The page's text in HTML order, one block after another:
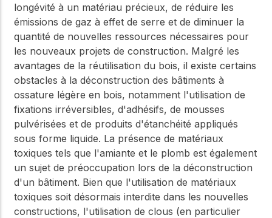
longévité à un matériau précieux, de réduire les
émissions de gaz à effet de serre et de diminuer la
quantité de nouvelles ressources nécessaires pour
les nouveaux projets de construction. Malgré les
avantages de la réutilisation du bois, il existe certains
obstacles à la déconstruction des bâtiments à
ossature légère en bois, notamment l'utilisation de
fixations irréversibles, d'adhésifs, de mousses
pulvérisées et de produits d'étanchéité appliqués
sous forme liquide. La présence de matériaux
toxiques tels que l'amiante et le plomb est également
un sujet de préoccupation lors de la déconstruction
d'un bâtiment. Bien que l'utilisation de matériaux
toxiques soit désormais interdite dans les nouvelles
constructions, l'utilisation de clous (en particulier